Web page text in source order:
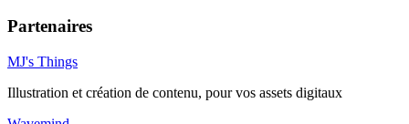
Partenaires
MJ's Things
Illustration et création de contenu, pour vos assets digitaux